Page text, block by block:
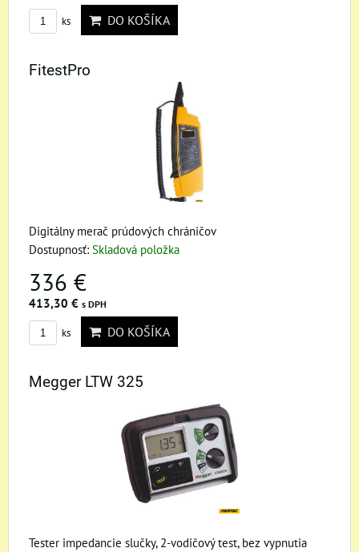
ks DO KOŠÍKA
FitestPro
Digitálny merač prúdových chráničov
Dostupnosť: Skladová položka
336 €
413,30 € s DPH
ks DO KOŠÍKA
Megger LTW 325
Tester impedancie slučky, 2-vodičový test, bez vypnutia